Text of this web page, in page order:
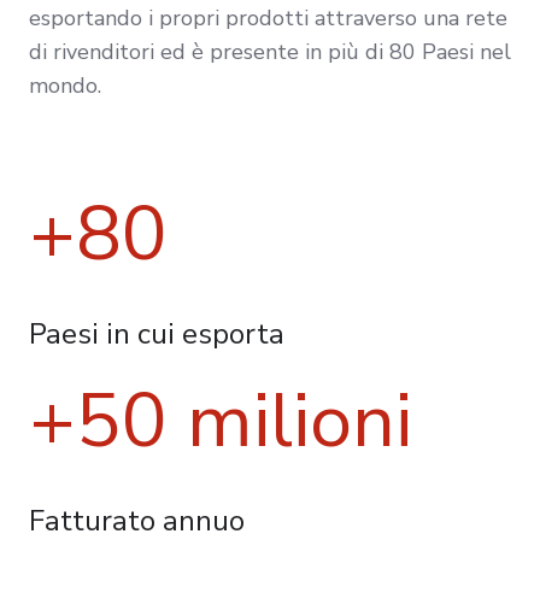
esportando i propri prodotti attraverso una rete
di rivenditori ed è presente in più di 80 Paesi nel
mondo.
+80
Paesi in cui esporta
+50 milioni
Fatturato annuo